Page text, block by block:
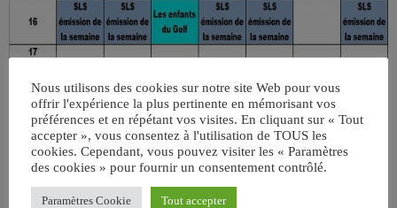
Nous utilisons des cookies sur notre site Web pour vous
offrir l'expérience la plus pertinente en mémorisant vos
préférences et en répétant vos visites. En cliquant sur « Tout
accepter », vous consentez à l'utilisation de TOUS les
cookies. Cependant, vous pouvez visiter les « Paramètres
des cookies » pour fournir un consentement contrôlé.
Paramètres Cookie Tout accepter